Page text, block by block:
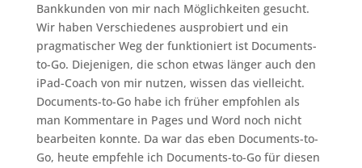
Bankkunden von mir nach Möglichkeiten gesucht.
Wir haben Verschiedenes ausprobiert und ein
pragmatischer Weg der funktioniert ist Documents-
to-Go. Diejenigen, die schon etwas länger auch den
iPad-Coach von mir nutzen, wissen das vielleicht.
Documents-to-Go habe ich früher empfohlen als
man Kommentare in Pages und Word noch nicht
bearbeiten konnte. Da war das eben Documents-to-
Go, heute empfehle ich Documents-to-Go für diesen